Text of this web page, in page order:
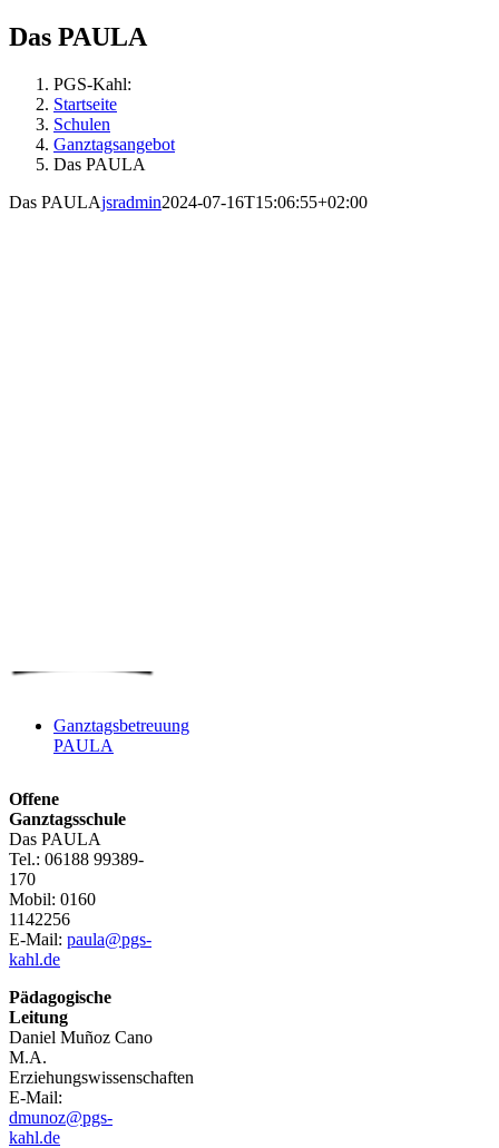
Das PAULA
PGS-Kahl:
Startseite
Schulen
Ganztagsangebot
Das PAULA
Das PAULAjsradmin2024-07-16T15:06:55+02:00
Ganztagsbetreuung
PAULA
Offene
Ganztagsschule
Das PAULA
Tel.: 06188 99389-
170
Mobil: 0160
1142256
E-Mail: paula@pgs-
kahl.de
Pädagogische
Leitung
Daniel Muñoz Cano
M.A.
Erziehungswissenschaften
E-Mail:
dmunoz@pgs-
kahl.de